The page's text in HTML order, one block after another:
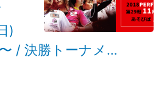
)
/ 決勝トーナメ…